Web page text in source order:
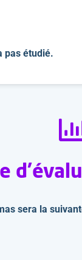
pas étudié.
sera la